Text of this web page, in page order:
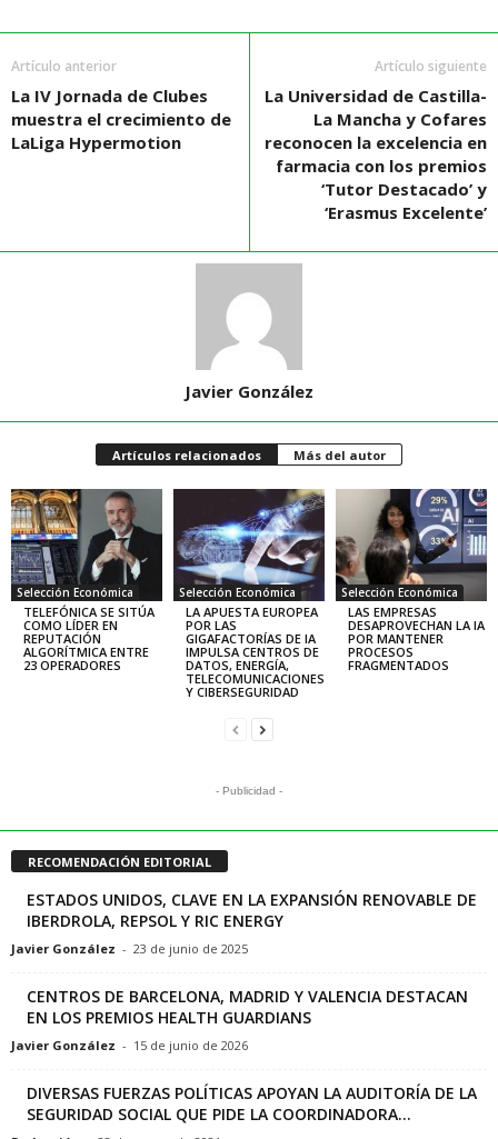
Artículo anterior
La IV Jornada de Clubes
muestra el crecimiento de
LaLiga Hypermotion
Artículo siguiente
La Universidad de Castilla-
La Mancha y Cofares
reconocen la excelencia en
farmacia con los premios
‘Tutor Destacado’ y
‘Erasmus Excelente’
Javier González
Artículos relacionados Más del autor
Selección Económica
TELEFÓNICA SE SITÚA
COMO LÍDER EN
REPUTACIÓN
ALGORÍTMICA ENTRE
23 OPERADORES
Selección Económica
LA APUESTA EUROPEA
POR LAS
GIGAFACTORÍAS DE IA
IMPULSA CENTROS DE
DATOS, ENERGÍA,
TELECOMUNICACIONES
Y CIBERSEGURIDAD
Selección Económica
LAS EMPRESAS
DESAPROVECHAN LA IA
POR MANTENER
PROCESOS
FRAGMENTADOS
- Publicidad -
RECOMENDACIÓN EDITORIAL
ESTADOS UNIDOS, CLAVE EN LA EXPANSIÓN RENOVABLE DE
IBERDROLA, REPSOL Y RIC ENERGY
Javier González - 23 de junio de 2025
CENTROS DE BARCELONA, MADRID Y VALENCIA DESTACAN
EN LOS PREMIOS HEALTH GUARDIANS
Javier González - 15 de junio de 2026
DIVERSAS FUERZAS POLÍTICAS APOYAN LA AUDITORÍA DE LA
SEGURIDAD SOCIAL QUE PIDE LA COORDINADORA...